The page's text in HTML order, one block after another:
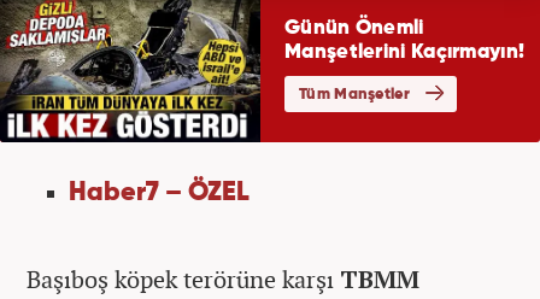
Haber7 – ÖZEL
Başıboş köpek terörüne karşı TBMM